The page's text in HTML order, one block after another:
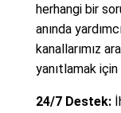
herhangi bir
anında
kanallarımız
yanıtlamak için
24/7 Destek: